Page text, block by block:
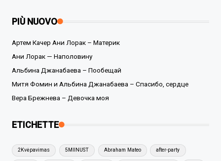
PIÙ NUOVO
Артем Качер Ани Лорак – Материк
Ани Лорак — Наполовину
Альбина Джанабаева – Пообещай
Митя Фомин и Альбина Джанабаева – Спасибо, сердце
Вера Брежнева – Девочка моя
ETICHETTE
2Kvėpavimas 5MIINUST Abraham Mateo after-party